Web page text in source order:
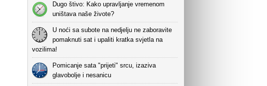
Dugo štivo: Kako upravljanje vremenom
uništava naše živote?
U noći sa subote na nedjelju ne zaboravite
pomaknuti sat i upaliti kratka svjetla na
vozilima!
Pomicanje sata "prijeti" srcu, izaziva
glavobolje i nesanicu